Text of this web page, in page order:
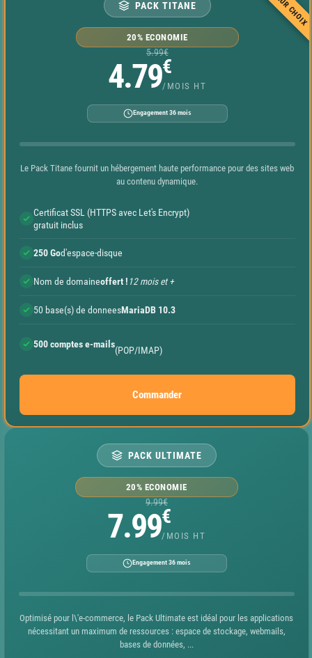
PACK TITANE
20% ECONOMIE
5.99€
4.79€
/MOIS HT
Engagement 36 mois
Le Pack Titane fournit un hébergement haute performance pour des sites web
au contenu dynamique.
Certificat SSL (HTTPS avec Let's Encrypt)
gratuit inclus
250 God'espace-disque
Nom de domaineoffert ! 12 mois et +
50 base(s) de donneesMariaDB 10.3
500 comptes e-mails
(POP/IMAP)
Commander
PACK ULTIMATE
20% ECONOMIE
9.99€
7.99€
/MOIS HT
Engagement 36 mois
Optimisé pour l\'e-commerce, le Pack Ultimate est idéal pour les applications
nécessitant un maximum de ressources : espace de stockage, webmails,
bases de données, ...